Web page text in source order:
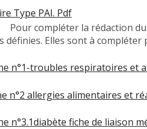
Type PAI. Pdf
Pour compléter la
définies. Elles sont à
n°1-troubles respiratoires et
n°2 allergies alimentaires et
n°3.1diabète fiche de liaison